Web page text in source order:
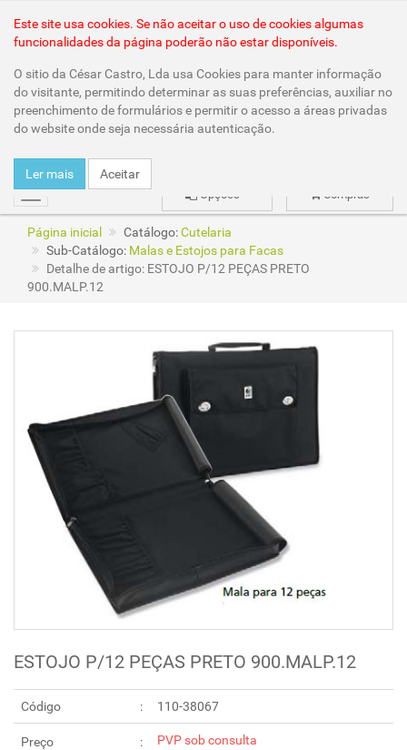
mudar Compras
Opções
Este site usa cookies. Se não aceitar o uso de cookies algumas
funcionalidades da página poderão não estar disponíveis.
O sitio da César Castro, Lda usa Cookies para manter informação
do visitante, permitindo determinar as suas preferências, auxiliar no
preenchimento de formulários e permitir o acesso a áreas privadas
do website onde seja necessária autenticação.
Ler mais Aceitar
Página inicial Catálogo:Cutelaria
Sub-Catálogo: Malas e Estojos para Facas
Detalhe de artigo: ESTOJO P/12 PEÇAS PRETO
900.MALP.12
ESTOJO P/12 PEÇAS PRETO 900.MALP.12
Código 110-38067
Preço PVP sob consulta